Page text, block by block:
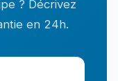
? Décrivez
en 24h.